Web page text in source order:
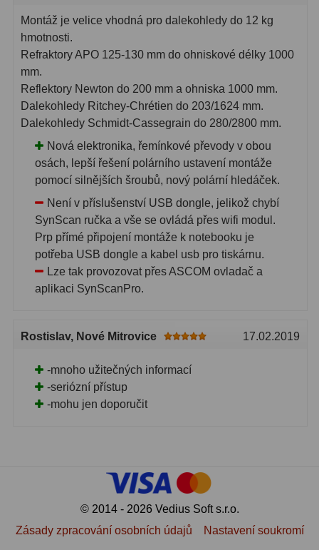
Montáž je velice vhodná pro dalekohledy do 12 kg
hmotnosti.
Refraktory APO 125-130 mm do ohniskové délky 1000
mm.
Reflektory Newton do 200 mm a ohniska 1000 mm.
Dalekohledy Ritchey-Chrétien do 203/1624 mm.
Dalekohledy Schmidt-Cassegrain do 280/2800 mm.
Nová elektronika, řemínkové převody v obou
osách, lepší řešení polárního ustavení montáže
pomocí silnějších šroubů, nový polární hledáček.
Není v příslušenství USB dongle, jelikož chybí
SynScan ručka a vše se ovládá přes wifi modul.
Prp přímé připojení montáže k notebooku je
potřeba USB dongle a kabel usb pro tiskárnu.
Lze tak provozovat přes ASCOM ovladač a
aplikaci SynScanPro.
Rostislav, Nové Mitrovice 17.02.2019
-mnoho užitečných informací
-seriózní přístup
-mohu jen doporučit
© 2014 - 2026 Vedius Soft s.r.o.
Zásady zpracování osobních údajů
Nastavení soukromí